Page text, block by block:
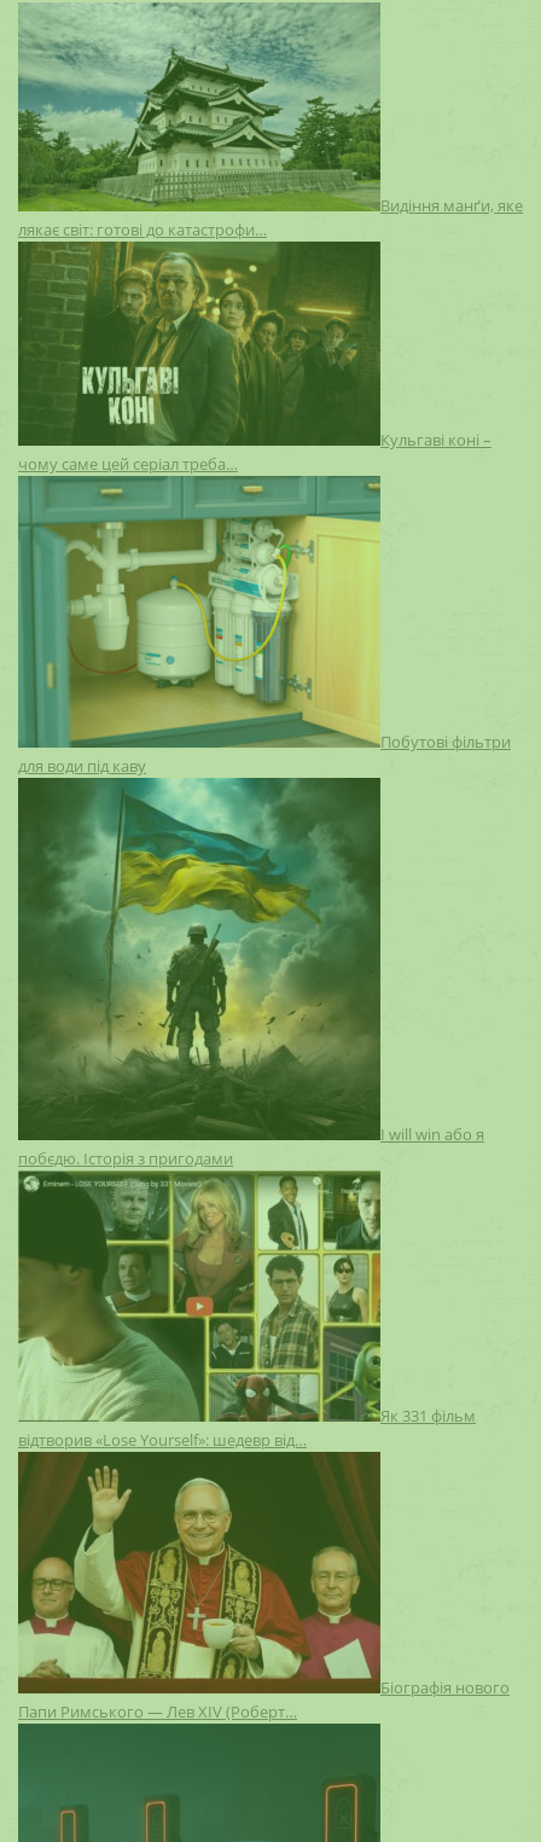
Видіння манґи, яке
лякає світ: готові до катастрофи…
Кульгаві коні –
чому саме цей серіал треба…
Побутові фільтри
для води під каву
I will win або я
побєдю. Історія з пригодами
Як 331 фільм
відтворив «Lose Yourself»: шедевр від…
Біографія нового
Папи Римського — Лев XIV (Роберт…